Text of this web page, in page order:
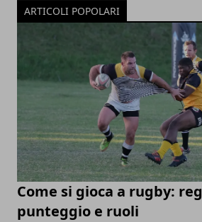
ARTICOLI POPOLARI
Come si gioca a rugby:
punteggio e ruoli